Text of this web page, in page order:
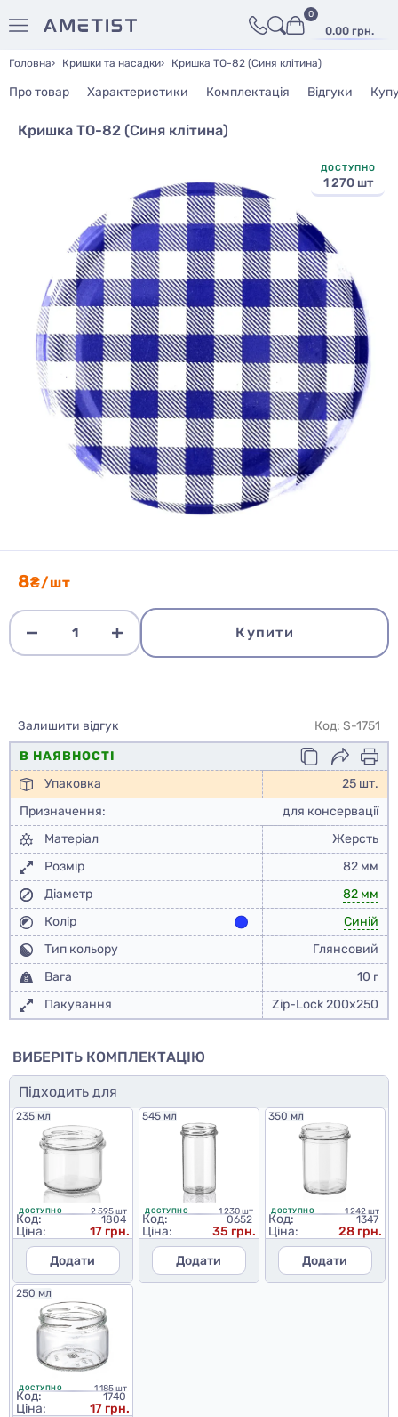
0.00 грн.
0
Головна Кришки та насадки Кришка ТО-82 (Синя клітина)
Про товар Характеристики Комплектація Відгуки
Кришка ТО-82 (Синя клітина)
ДОСТУПНО
1 270 шт
8₴/шт
Купити
Залишити відгук
Код: S-1751
В НАЯВНОСТІ
Упаковка
25 шт.
Призначення:
для консервації
Матеріал
Жерсть
Розмір
82 мм
Діаметр
82 мм
Колір
Синій
Тип кольору
Глянсовий
Вага
10 г
Пакування
Zip-Lock 200x250
ВИБЕРІТЬ КОМПЛЕКТАЦІЮ
Підходить для
235 мл
ДОСТУПНО 2 595 шт
Код: 1804
Ціна:
17 грн.
Додати
545 мл
ДОСТУПНО 1 230 шт
Код: 0652
Ціна:
35 грн.
Додати
350 мл
ДОСТУПНО 1 242 шт
Код: 1347
Ціна:
28 грн.
Додати
250 мл
ДОСТУПНО 1 185 шт
Код: 1740
Ціна:
17 грн.